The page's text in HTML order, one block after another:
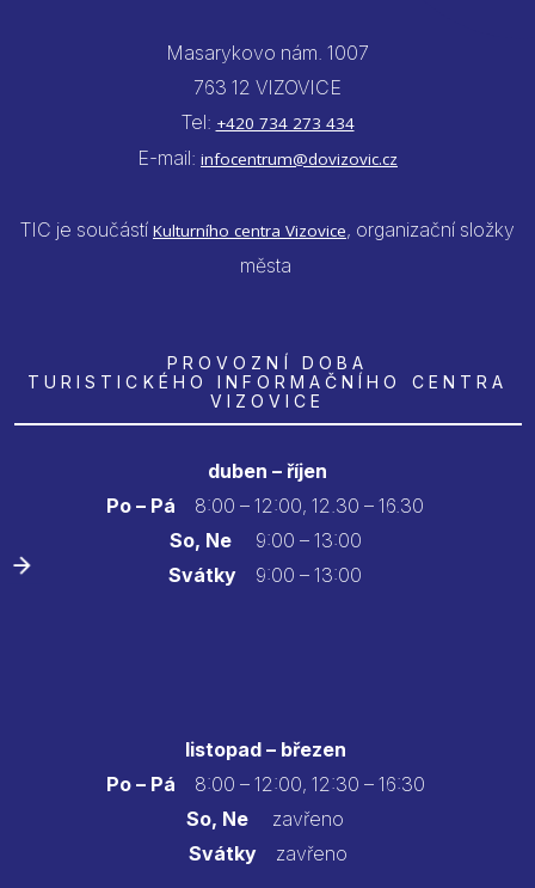
Masarykovo nám. 1007
763 12 VIZOVICE
Tel: +420 734 273 434
E-mail: infocentrum@dovizovic.cz
TIC je součástí Kulturního centra Vizovice, organizační složky
města
PROVOZNÍ DOBA
TURISTICKÉHO INFORMAČNÍHO CENTRA
VIZOVICE
duben – říjen
Po – Pá
8:00 – 12:00, 12.30 – 16.30
So, Ne9:00 – 13:00
Svátky 9:00 – 13:00
listopad – březen
Po – Pá 8:00 – 12:00, 12:30 – 16:30
So, Ne zavřeno
Svátkyzavřeno